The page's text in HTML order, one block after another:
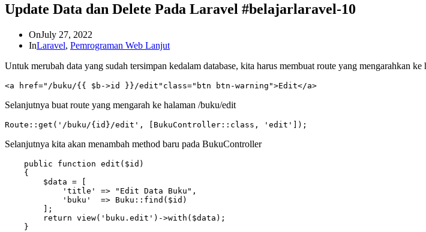
Update Data dan Delete Pada Laravel #belajarlaravel-10
OnJuly 27, 2022
InLaravel, Pemrograman Web Lanjut
Untuk merubah data yang sudah tersimpan kedalam database, kita harus membuat route yang mengarahkan
<a href="/buku/{{ $b->id }}/edit"class="btn btn-warning">Edit</a>
Selanjutnya buat route yang mengarah ke halaman /buku/edit
Route::get('/buku/{id}/edit', [BukuController::class, 'edit']);
Selanjutnya kita akan menambah method baru pada BukuController
    public function edit($id)
    {
        $data = [
            'title' => "Edit Data Buku",
            'buku'  => Buku::find($id)
        ];
        return view('buku.edit')->with($data);
    }